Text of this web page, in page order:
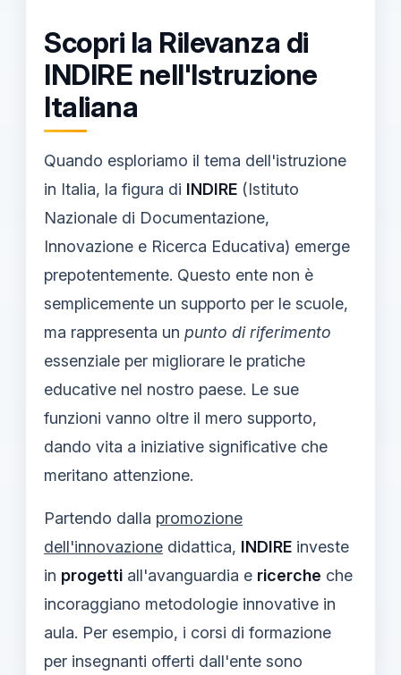
Scopri la Rilevanza di
INDIRE nell'Istruzione
Italiana
Quando esploriamo il tema dell'istruzione
in Italia, la figura di INDIRE (Istituto
Nazionale di Documentazione,
Innovazione e Ricerca Educativa) emerge
prepotentemente. Questo ente non è
semplicemente un supporto per le scuole,
ma rappresenta un punto di riferimento
essenziale per migliorare le pratiche
educative nel nostro paese. Le sue
funzioni vanno oltre il mero supporto,
dando vita a iniziative significative che
meritano attenzione.
Partendo dalla promozione
dell'innovazione didattica, INDIRE investe
in progetti all'avanguardia e ricerche che
incoraggiano metodologie innovative in
aula. Per esempio, i corsi di formazione
per insegnanti offerti dall'ente sono